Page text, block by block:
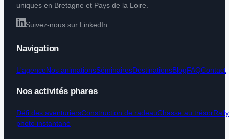
uniques en Bretagne et Pays de la Loire.
Suivez-nous sur LinkedIn
Navigation
L'agenceNos animationsSéminairesDestinationsBlogFAQContact
Nos activités phares
Défi des aventuriersConstruction de radeauChasse au trésor
photo instantané